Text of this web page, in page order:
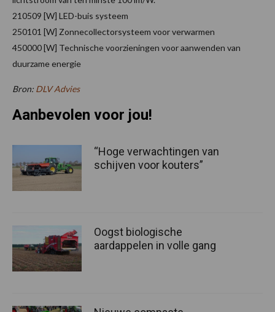
210509 [W] LED-buis systeem
250101 [W] Zonnecollectorsysteem voor verwarmen
450000 [W] Technische voorzieningen voor aanwenden van
duurzame energie
Bron: DLV Advies
Aanbevolen voor jou!
“Hoge verwachtingen van
schijven voor kouters”
Oogst biologische
aardappelen in volle gang